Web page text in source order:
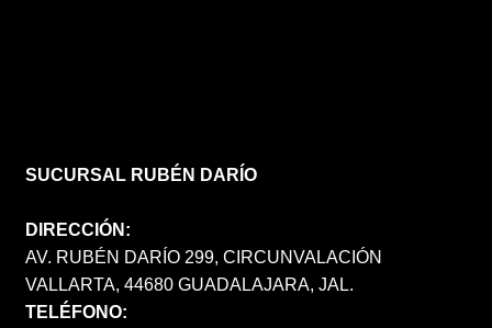
SUCURSAL RUBÉN DARÍO
DIRECCIÓN:
AV. RUBÉN DARÍO 299, CIRCUNVALACIÓN
VALLARTA, 44680 GUADALAJARA, JAL.
TELÉFONO: